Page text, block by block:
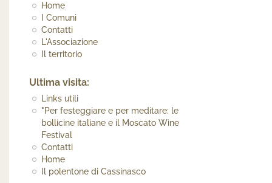
Home
I Comuni
Contatti
L'Associazione
Il territorio
Ultima visita:
Links utili
"Per festeggiare e per meditare: le
bollicine italiane e il Moscato Wine
Festival
Contatti
Home
Il polentone di Cassinasco